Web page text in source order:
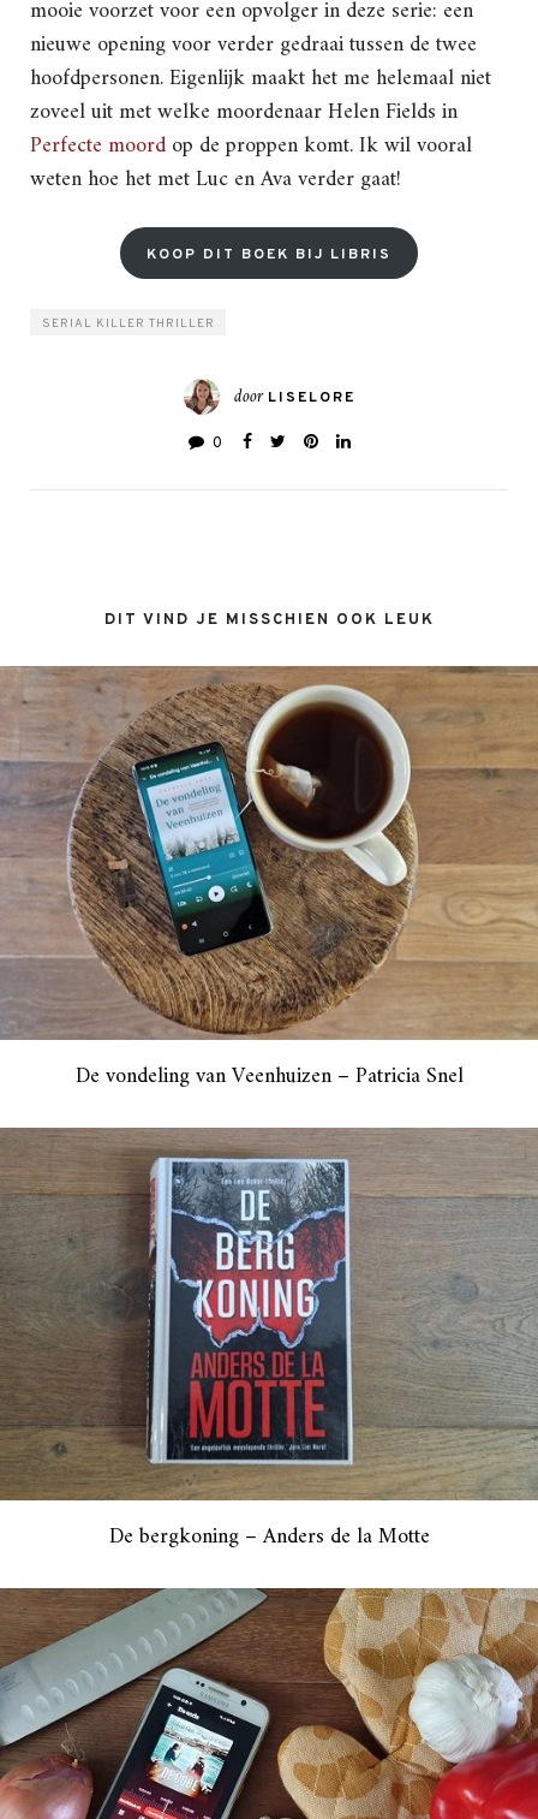
mooie voorzet voor een opvolger in deze serie: een
nieuwe opening voor verder gedraai tussen de twee
hoofdpersonen. Eigenlijk maakt het me helemaal niet
zoveel uit met welke moordenaar Helen Fields in
Perfecte moordop de proppen komt. Ik wil vooral
weten hoe het met Luc en Ava verder gaat!
KOOP DIT BOEK BIJ LIBRIS
SERIAL KILLER THRILLER
door LISELORE
0
DIT VIND JE MISSCHIEN OOK LEUK
De vondeling van Veenhuizen – Patricia Snel
De bergkoning – Anders de la Motte